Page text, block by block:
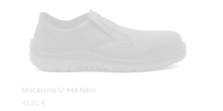
Mocassino U 444 Nero
43,00 €